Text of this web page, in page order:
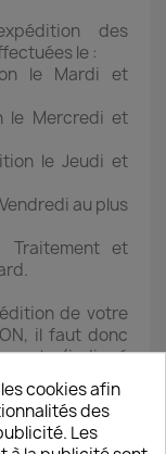
des
le :
le Mardi et
le Mercredi et
le Jeudi et
au plus
Traitement et
de votre
il faut donc
poste (indiqué
informations
qu'à titre
périodes
peuvent
cookies afin
des
Les